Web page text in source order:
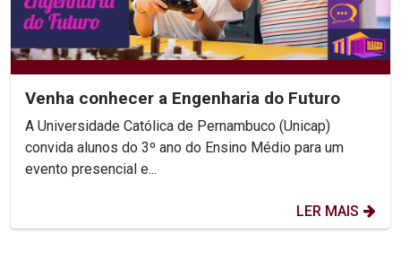
Venha conhecer a Engenharia do Futuro
A Universidade Católica de Pernambuco (Unicap)
convida alunos do 3º ano do Ensino Médio para um
evento presencial e...
LER MAIS